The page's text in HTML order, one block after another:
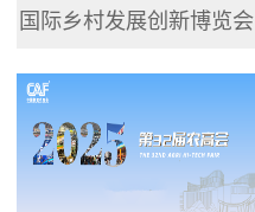
国际乡村发展创新博览会